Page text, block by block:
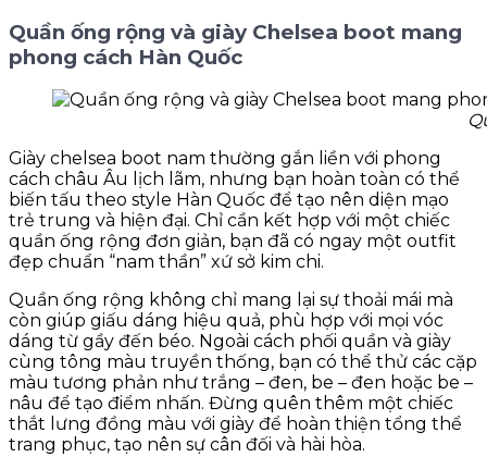
Quần ống rộng và giày Chelsea boot mang
phong cách Hàn Quốc
Giày chelsea boot nam thường gắn liền với phong
cách châu Âu lịch lãm, nhưng bạn hoàn toàn có thể
biến tấu theo style Hàn Quốc để tạo nên diện mạo
trẻ trung và hiện đại. Chỉ cần kết hợp với một chiếc
quần ống rộng đơn giản, bạn đã có ngay một outfit
đẹp chuẩn “nam thần” xứ sở kim chi.
Quần ống rộng không chỉ mang lại sự thoải mái mà
còn giúp giấu dáng hiệu quả, phù hợp với mọi vóc
dáng từ gầy đến béo. Ngoài cách phối quần và giày
cùng tông màu truyền thống, bạn có thể thử các cặp
màu tương phản như trắng – đen, be – đen hoặc be –
nâu để tạo điểm nhấn. Đừng quên thêm một chiếc
thắt lưng đồng màu với giày để hoàn thiện tổng thể
trang phục, tạo nên sự cân đối và hài hòa.